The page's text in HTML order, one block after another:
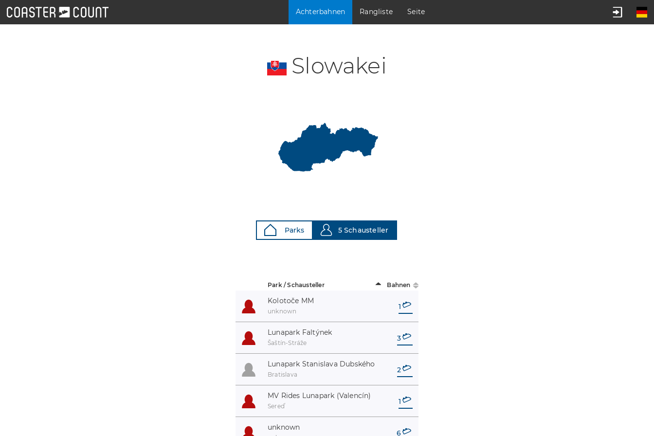
Achterbahnen Rangliste Seite
Slowakei
Parks 5 Schausteller
Park / Schausteller Bahnen
Kolotoče MM
unknown
1
Lunapark Faltýnek
Šaštín-Stráže
3
Lunapark Stanislava Dubského
Bratislava
2
MV Rides Lunapark (Valencín)
Sereď
1
unknown
6